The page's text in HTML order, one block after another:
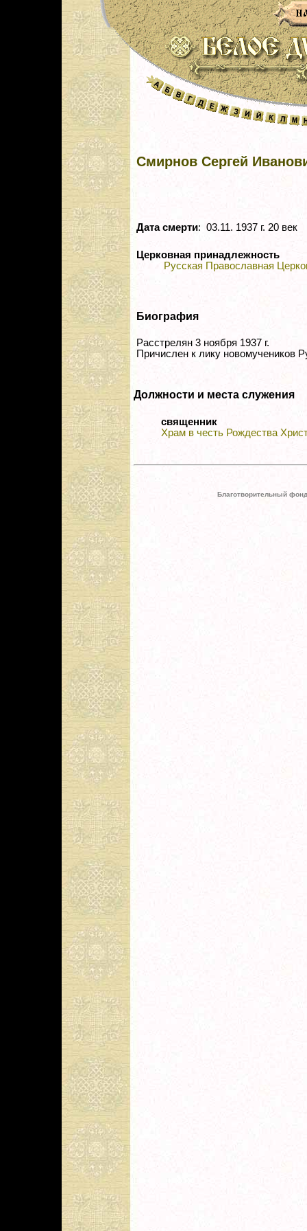
Смирнов Сергей
Дата смерти: 03.11. 1937 г. 20 век
Церковная принадлежность
Русская Православная
Биография
Расстрелян 3 ноября 1937 г.
Причислен к лику новомучеников
Должности и места служения
священник
Храм в честь Рождества
Благотворительный